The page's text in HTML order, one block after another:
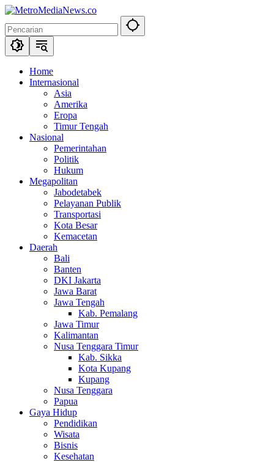
Langsung
konten
Home
Internasional
Asia
Amerika
Eropa
Timur Tengah
Nasional
Pemerintahan
Politik
Hukum
Megapolitan
Jabodetabek
Pelayanan Publik
Transportasi
Kota Besar
Kemacetan
Daerah
Bali
Banten
DKI Jakarta
Jawa Barat
Jawa Tengah
Kab. Pemalang
Jawa Timur
Kalimantan
Nusa Tenggara Timur
Kab. Sikka
Kota Kupang
Kupang
Nusa Tenggara
Papua
Gaya Hidup
Pendidikan
Wisata
Bisnis
Kesehatan